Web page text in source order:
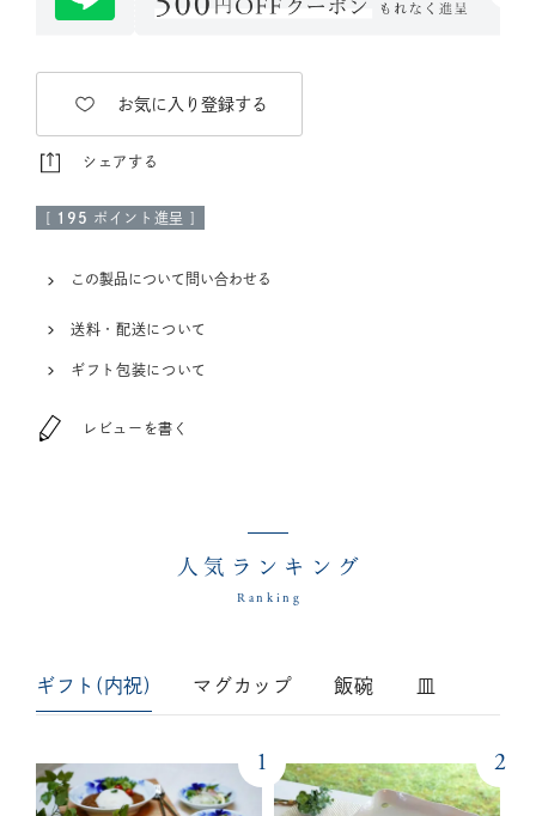
お気に入り登録する
シェアする
195 ポイント進呈 ]
この製品について問い合わせる
送料・配送について
ギフト包装について
レビューを書く
人気ランキング
Ranking
ギフト(内祝) マグカップ 飯碗 皿
1 2